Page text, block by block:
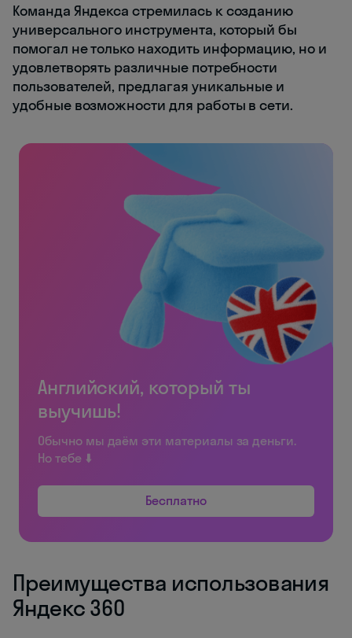
Команда Яндекса стремилась к созданию
универсального инструмента, который бы
помогал не только находить информацию, но и
удовлетворять различные потребности
пользователей, предлагая уникальные и
удобные возможности для работы в сети.
Английский, который ты
выучишь!
Обычно мы даём эти материалы за деньги.
Но тебе ⬇️
Бесплатно
Преимущества использования
Яндекс 360